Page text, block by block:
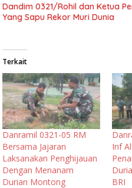
Dandim 0321/Rohil dan Ketua
Yang Sapu Rekor Muri Dunia
Terkait
Danramil 0321-05 RM
Bersama Jajaran
Laksanakan Penghijauan
Dengan Menanam
Durian Montong
Inf
BRI